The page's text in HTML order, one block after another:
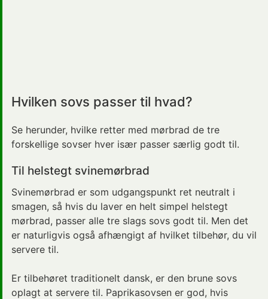
Hvilken sovs passer til hvad?
Se herunder, hvilke retter med mørbrad de tre
forskellige sovser hver især passer særlig godt til.
Til helstegt svinemørbrad
Svinemørbrad er som udgangspunkt ret neutralt i
smagen, så hvis du laver en helt simpel helstegt
mørbrad, passer alle tre slags sovs godt til. Men det
er naturligvis også afhængigt af hvilket tilbehør, du vil
servere til.
Er tilbehøret traditionelt dansk, er den brune sovs
oplagt at servere til. Paprikasovsen er god, hvis